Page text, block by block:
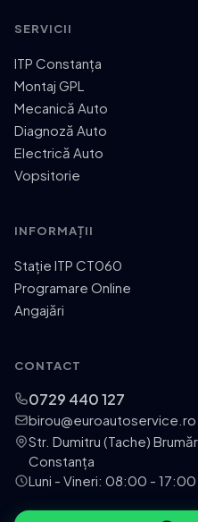
SERVICII
ITP Constanța
Montaj GPL
Mecanică Auto
Diagnoză Auto
Electrică Auto
Vopsitorie
INFORMAȚII
Stație ITP CT060
Programare Online
Angajări
CONTACT
0729 440 127
birou@euroautoservice.ro
Str. Dumitru (Tache)
Constanța
Luni - Vineri: 08:00 - 17:00